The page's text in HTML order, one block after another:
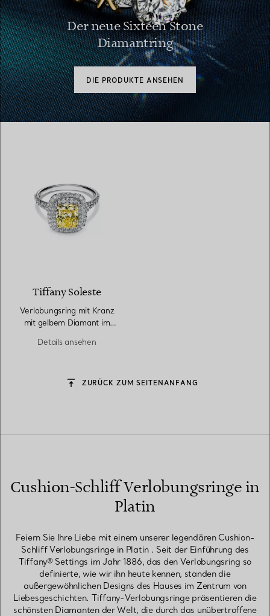
Der neue Sixteen Stone
Diamantring
DIE PRODUKTE ANSEHEN
Tiffany Soleste
Verlobungsring mit Kranz
mit gelbem Diamant im
Details ansehen
ZURÜCK ZUM SEITENANFANG
Cushion-Schliff Verlobungsringe in
Platin
Feiern Sie Ihre Liebe mit einem unserer legendären Cushion-
Schliff Verlobungsringe in Platin . Seit der Einführung des
Tiffany® Settings im Jahr 1886, das den Verlobungsring so
definierte, wie wir ihn heute kennen, standen die
außergewöhnlichen Designs des Hauses im Zentrum von
Liebesgeschichten. Tiffany-Verlobungsringe präsentieren die
schönsten Diamanten der Welt, die durch das unübertroffene